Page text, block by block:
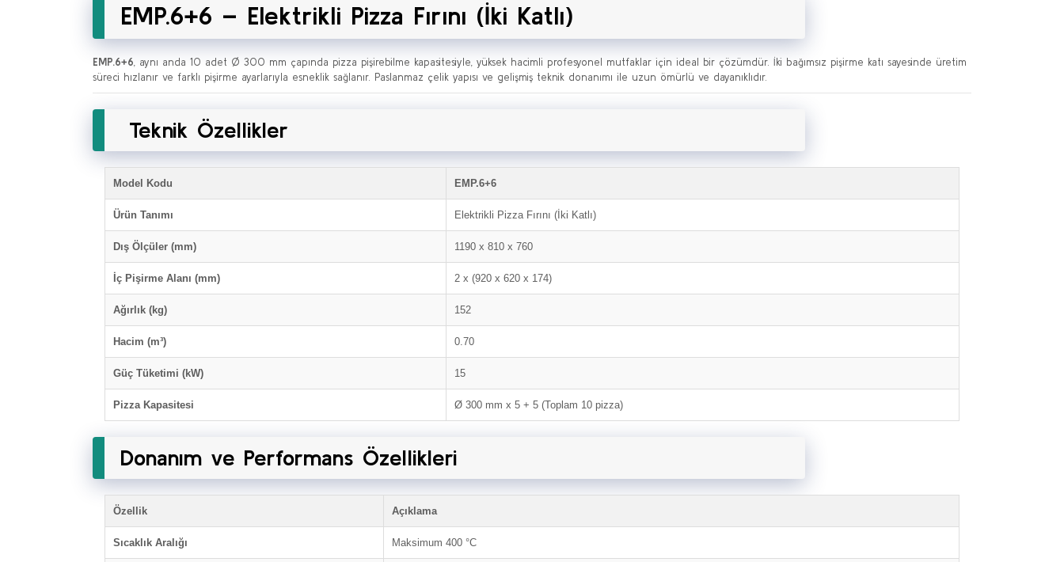
EMP.6+6 – Elektrikli Pizza Fırını (İki Katlı)
EMP.6+6, aynı anda 10 adet Ø 300 mm çapında pizza pişirebilme kapasitesiyle, yüksek hacimli profesyonel mutfaklar için ideal bir çözümdür. İki bağımsız pişirme katı sayesinde üretim
süreci hızlanır ve farklı pişirme ayarlarıyla esneklik sağlanır. Paslanmaz çelik yapısı ve gelişmiş teknik donanımı ile uzun ömürlü ve dayanıklıdır.
Teknik Özellikler
Model Kodu EMP.6+6
Ürün Tanımı Elektrikli Pizza Fırını (İki Katlı)
Dış Ölçüler (mm) 1190 x 810 x 760
İç Pişirme Alanı (mm) 2 x (920 x 620 x 174)
Ağırlık (kg) 152
Hacim (m³) 0.70
Güç Tüketimi (kW) 15
Pizza Kapasitesi Ø 300 mm x 5 + 5 (Toplam 10 pizza)
Donanım ve Performans Özellikleri
Özellik Açıklama
Sıcaklık Aralığı Maksimum 400 °C